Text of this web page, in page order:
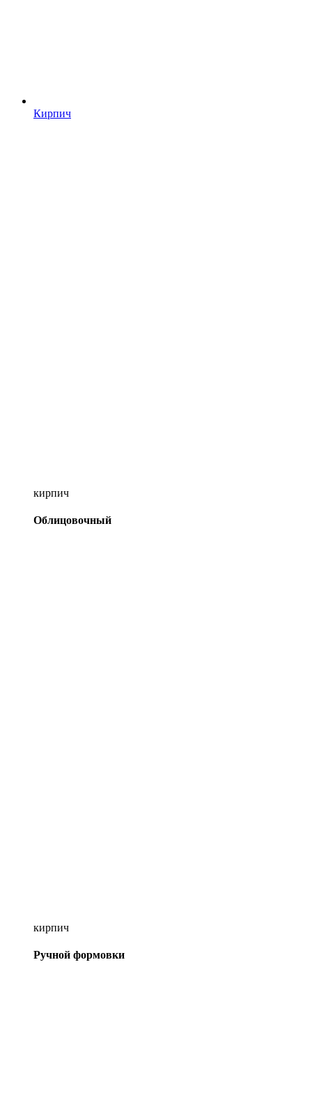
Кирпич
кирпич
Облицовочный
кирпич
Ручной формовки